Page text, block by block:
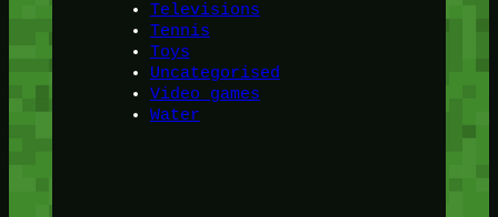
Televisions
Tennis
Toys
Uncategorised
Video games
Water